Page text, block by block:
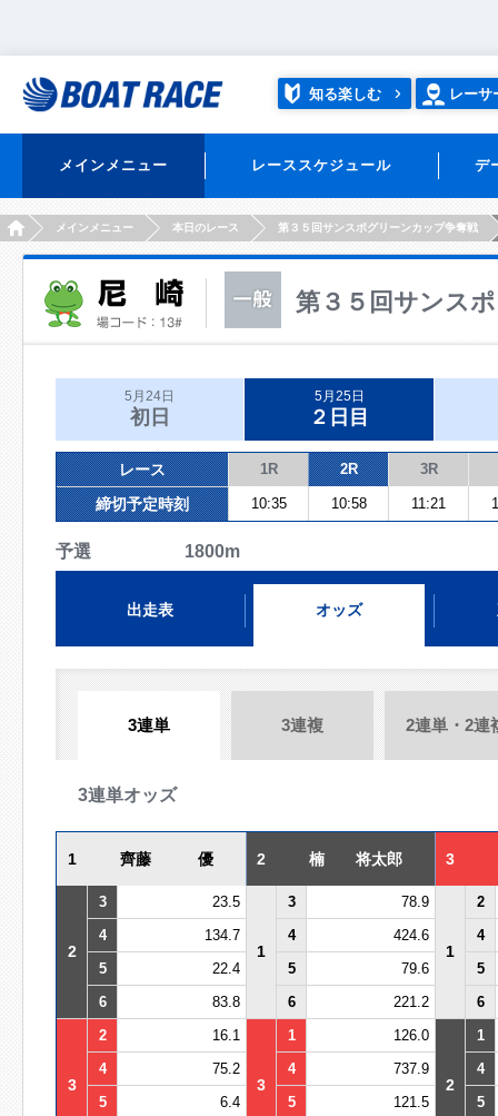
知る楽しむ レーサ
メインメニュー レーススケジュール デ
HOMEメインメニュー 本日のレース 第３５回サンスポグリーンカップ争奪戦
第３５回サンス
5月24日
初日
5月25日
２日目
レース 1R 2R 3R
締切予定時刻 10:35 10:58 11:21
予選 1800m
出走表 オッズ
3連単 3連複 2連単・2連
3連単オッズ
1 齊藤 優 2 楠 将太郎 3
2
3 23.5
1
3 78.9
1
2
4
134.7 4 424.6
4
5
22.4 5 79.6
5
6
83.8 6 221.2 6
3
2 16.1
3
1 126.0
2
1
4
75.2 4 737.9
4
5
6.4 5 121.5
5